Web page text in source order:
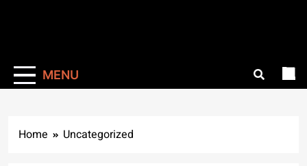
MENU
Home Uncategorized